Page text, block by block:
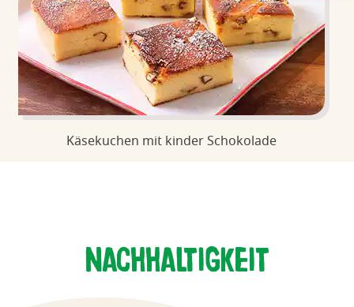
Käsekuchen mit kinder Schokolade
Nachhaltigkeit